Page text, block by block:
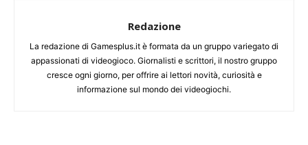
Redazione
La redazione di Gamesplus.it è formata da un gruppo variegato di
appassionati di videogioco. Giornalisti e scrittori, il nostro gruppo
cresce ogni giorno, per offrire ai lettori novità, curiosità e
informazione sul mondo dei videogiochi.